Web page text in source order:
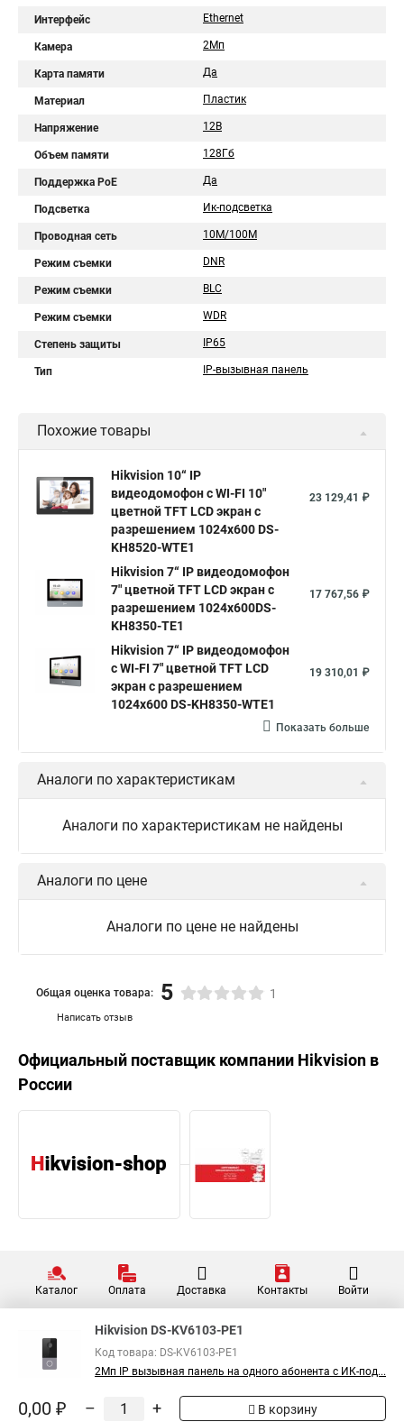
Интерфейс Ethernet
Камера 2Мп
Карта памяти Да
Материал Пластик
Напряжение 12В
Объем памяти 128Гб
Поддержка PoE Да
Подсветка Ик-подсветка
Проводная сеть 10M/100M
Режим съемки DNR
Режим съемки BLC
Режим съемки WDR
Степень защиты IP65
Тип IP-вызывная панель
Похожие товары
Hikvision 10“ IP
видеодомофон с WI-FI 10"
цветной TFT LCD экран с
разрешением 1024х600 DS-
KH8520-WTE1
23 129,41 ₽
Hikvision 7“ IP видеодомофон
7" цветной TFT LCD экран с
разрешением 1024х600DS-
KH8350-TE1
17 767,56 ₽
Hikvision 7“ IP видеодомофон
с WI-FI 7" цветной TFT LCD
экран с разрешением
1024х600 DS-KH8350-WTE1
19 310,01 ₽
Показать больше
Аналоги по характеристикам
Аналоги по характеристикам не найдены
Аналоги по цене
Аналоги по цене не найдены
Написать отзыв
Общая оценка товара: 5 1
Официальный поставщик компании Hikvision в
России
Каталог Оплата Доставка Контакты Войти
Hikvision DS-KV6103-PE1
Код товара: DS-KV6103-PE1
2Мп IP вызывная панель на одного абонента с ИК-под...
0,00 ₽ – + В корзину